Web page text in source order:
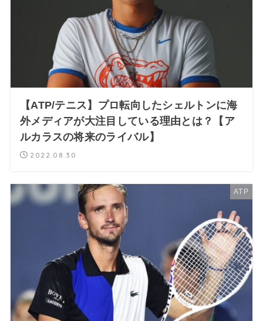
【ATP/テニス】プロ転向したシェルトンに海
外メディアが大注目している理由とは？【ア
ルカラスの将来のライバル】
2022.08.30
ATP